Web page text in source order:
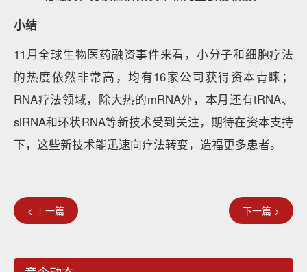
小结
11月全球生物医药融资事件来看，小分子和细胞疗法
的热度依然非常高，均有16家公司获得资本青睐；
RNA疗法领域，除大热的mRNA外，本月还有tRNA、
siRNA和环状RNA等新技术受到关注，期待在资本支持
下，这些新技术能迅速向疗法转变，造福更多患者。
< 上一篇 下一篇 >